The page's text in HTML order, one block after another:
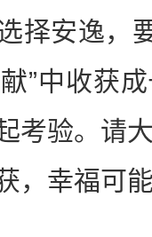
择安逸，
”中收获
考验。请
，幸福可